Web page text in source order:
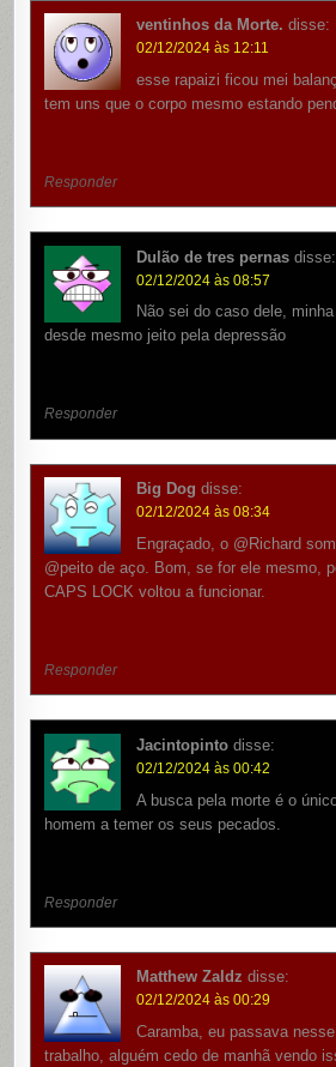
ventinhos da Morte. disse:
02/12/2024 às 12:11
esse rapaizi ficou mei
tem uns que o corpo mesmo estando
Responder
Dulão de tres pernas disse:
02/12/2024 às 08:57
Não sei do caso dele,
desde mesmo jeito pela depressão
Responder
Big Dog disse:
02/12/2024 às 08:34
Engraçado, o @Richard
@peito de aço. Bom, se for ele mesmo,
CAPS LOCK voltou a funcionar.
Responder
Jacintopinto disse:
02/12/2024 às 00:42
A busca pela morte é o
homem a temer os seus pecados.
Responder
Matthew Zaldz disse:
02/12/2024 às 00:29
Caramba, eu passava
trabalho, alguém cedo de manhã vendo